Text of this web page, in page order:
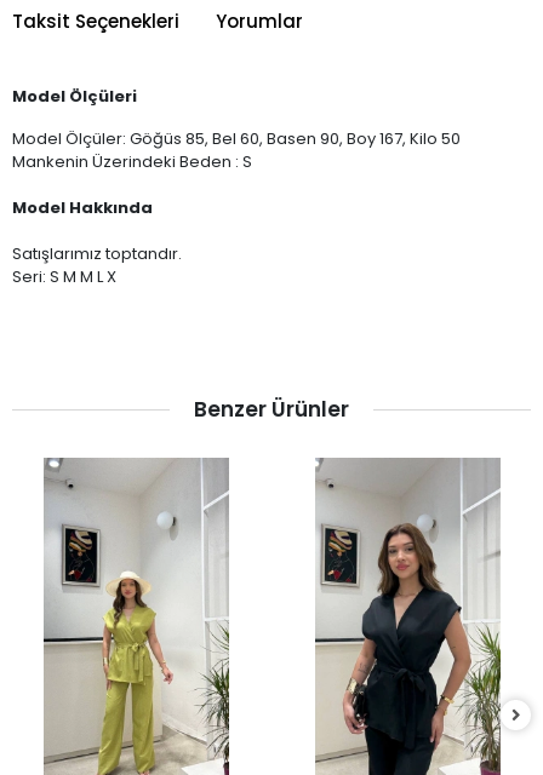
Taksit Seçenekleri Yorumlar
Model Ölçüleri
Model Ölçüler: Göğüs 85, Bel 60, Basen 90, Boy 167, Kilo 50
Mankenin Üzerindeki Beden : S
Model Hakkında
Satışlarımız toptandır.
Seri: S M M L X
Benzer Ürünler